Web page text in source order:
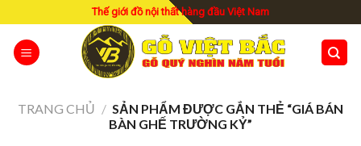
to
content
Thế giới đồ nội thất hàng đầu Việt Nam
TRANG CHỦ / SẢN PHẨM ĐƯỢC GẮN THẺ “GIÁ BÁN
BÀN GHẾ TRƯỜNG KỶ”